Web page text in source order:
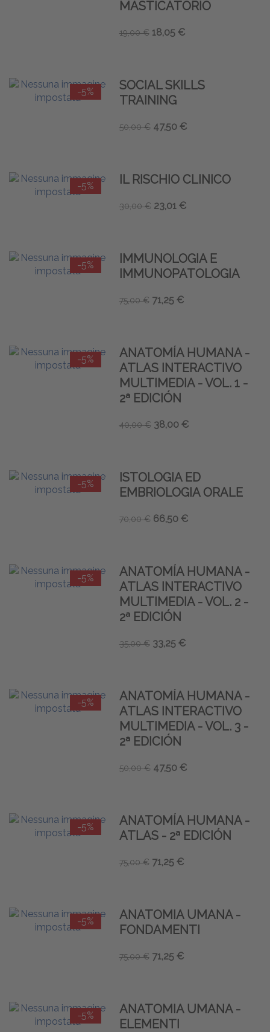
MASTICATORIO
19,00 € 18,05 €
-5%
SOCIAL SKILLS
TRAINING
50,00 € 47,50 €
-5% IL RISCHIO CLINICO
30,00 € 23,01 €
-5%
IMMUNOLOGIA E
IMMUNOPATOLOGIA
75,00 € 71,25 €
-5%
ANATOMÍA HUMANA -
ATLAS INTERACTIVO
MULTIMEDIA - VOL. 1 -
2ª EDICIÓN
40,00 € 38,00 €
-5%
ISTOLOGIA ED
EMBRIOLOGIA ORALE
70,00 € 66,50 €
-5%
ANATOMÍA HUMANA -
ATLAS INTERACTIVO
MULTIMEDIA - VOL. 2 -
2ª EDICIÓN
35,00 € 33,25 €
-5%
ANATOMÍA HUMANA -
ATLAS INTERACTIVO
MULTIMEDIA - VOL. 3 -
2ª EDICIÓN
50,00 € 47,50 €
-5%
ANATOMÍA HUMANA -
ATLAS - 2ª EDICIÓN
75,00 € 71,25 €
-5%
ANATOMIA UMANA -
FONDAMENTI
75,00 € 71,25 €
-5%
ANATOMIA UMANA -
ELEMENTI